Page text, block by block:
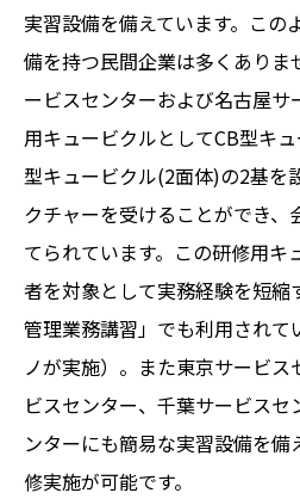
実習設備を備えています。この
備を持つ民間企業は多くあり
ービスセンターおよび名古屋
用キュービクルとしてCB型キ
型キュービクル(2面体)の2基を
クチャーを受けることができ、
てられています。この研修用キ
者を対象として実務経験を短
管理業務講習」でも利用されて
ノが実施）。また東京サービ
ビスセンター、千葉サービス
ンターにも簡易な実習設備を
修実施が可能です。